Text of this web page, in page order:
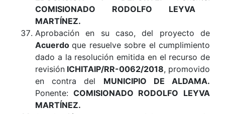
COMISIONADO RODOLFO LEYVA
MARTÍNEZ.
Aprobación en su caso, del proyecto de
Acuerdoque resuelve sobre el cumplimiento
dado a la resolución emitida en el recurso de
revisión ICHITAIP/RR-0062/2018, promovido
en contra del MUNICIPIO DE ALDAMA.
Ponente: COMISIONADO RODOLFO LEYVA
MARTÍNEZ.